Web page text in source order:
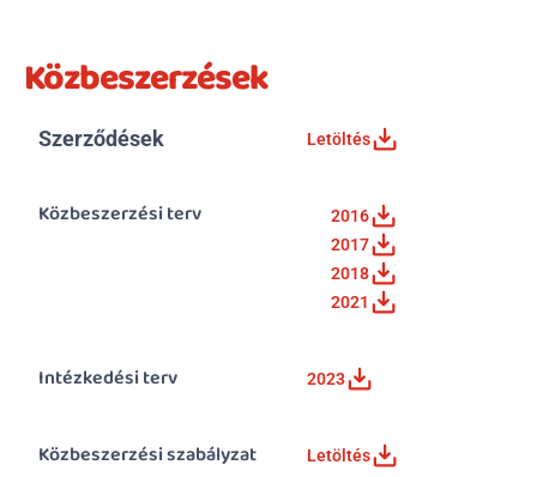
Intézet
Szülőknek
Gyerekeknek
Közbeszerzések
Szerződések Letöltés
Közbeszerzési terv
2016
2017
2018
2021
Intézkedési terv 2023
Közbeszerzési szabályzat Letöltés